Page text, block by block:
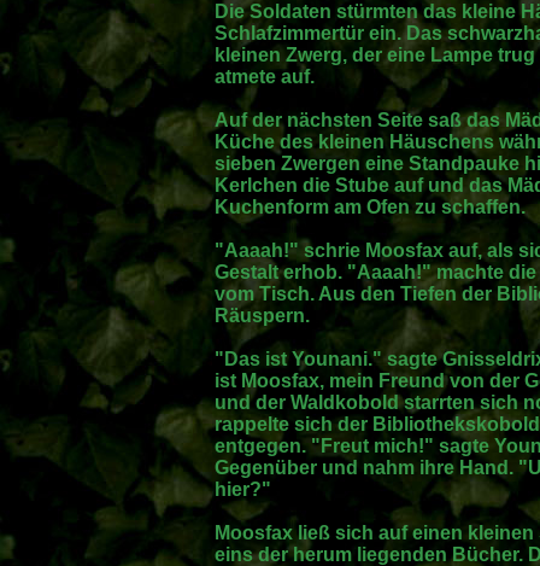
Die Soldaten stürmten das kleine
Schlafzimmertür ein. Das
kleinen Zwerg, der eine Lampe
atmete auf.
Auf der nächsten Seite saß das
Küche des kleinen Häuschens
sieben Zwergen eine Standpauke
Kerlchen die Stube auf und das
Kuchenform am Ofen zu schaffen.
"Aaaah!" schrie Moosfax auf, als
Gestalt erhob. "Aaaah!" machte
vom Tisch. Aus den Tiefen der
Räuspern.
"Das ist Younani." sagte
ist Moosfax, mein Freund von der
und der Waldkobold starrten sich
rappelte sich der
entgegen. "Freut mich!" sagte
Gegenüber und nahm ihre Hand.
hier?"
Moosfax ließ sich auf einen
eins der herum liegenden Bücher.